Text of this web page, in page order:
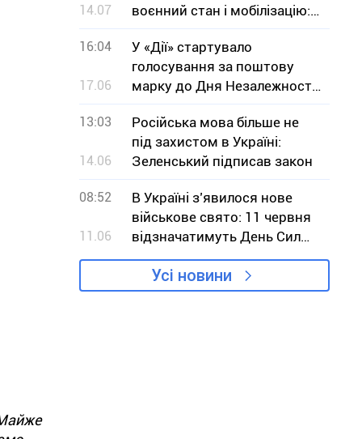
14.07
воєнний стан і мобілізацію:
на який термін
16:04
17.06
У «Дії» стартувало
голосування за поштову
марку до Дня Незалежності
України
13:03
14.06
Російська мова більше не
під захистом в Україні:
Зеленський підписав закон
08:52
11.06
В Україні з’явилося нове
військове свято: 11 червня
відзначатимуть День Сил
безпілотних систем
Усі новини